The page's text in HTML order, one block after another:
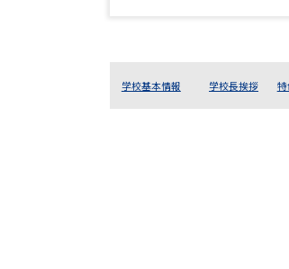
学校基本情報 学校長挨拶